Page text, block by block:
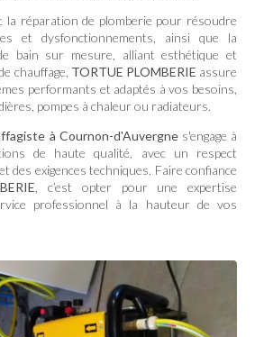
la réparation de plomberie pour résoudre
et dysfonctionnements, ainsi que la
bain sur mesure, alliant esthétique et
chauffage, TORTUE PLOMBERIE assure
performants et adaptés à vos besoins,
pompes à chaleur ou radiateurs.
à Cournon-d'Auvergnes'engage à
de haute qualité, avec un respect
des exigences techniques. Faire confiance
, c’est opter pour une expertise
professionnel à la hauteur de vos